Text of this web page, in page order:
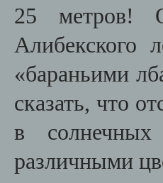
25 метров!
Алибекского
«бараньими
сказать, что
в
различными